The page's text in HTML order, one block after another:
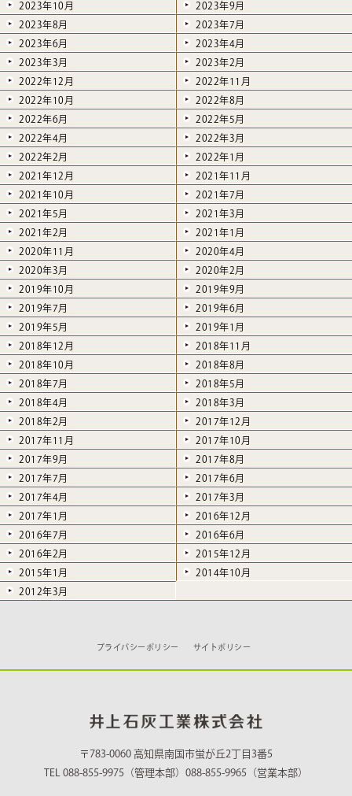
2023年10月
2023年9月
2023年8月
2023年7月
2023年6月
2023年4月
2023年3月
2023年2月
2022年12月
2022年11月
2022年10月
2022年8月
2022年6月
2022年5月
2022年4月
2022年3月
2022年2月
2022年1月
2021年12月
2021年11月
2021年10月
2021年7月
2021年5月
2021年3月
2021年2月
2021年1月
2020年11月
2020年4月
2020年3月
2020年2月
2019年10月
2019年9月
2019年7月
2019年6月
2019年5月
2019年1月
2018年12月
2018年11月
2018年10月
2018年8月
2018年7月
2018年5月
2018年4月
2018年3月
2018年2月
2017年12月
2017年11月
2017年10月
2017年9月
2017年8月
2017年7月
2017年6月
2017年4月
2017年3月
2017年1月
2016年12月
2016年7月
2016年6月
2016年2月
2015年12月
2015年1月
2014年10月
2012年3月
プライバシーポリシー サイトポリシー
〒783-0060 高知県南国市蛍が丘2丁目3番5
TEL 088-855-9975（管理本部）088-855-9965（営業本部）